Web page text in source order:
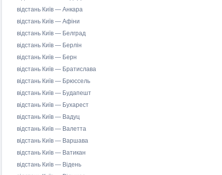
відстань Київ — Анкара
відстань Київ — Афіни
відстань Київ — Белград
відстань Київ — Берлін
відстань Київ — Берн
відстань Київ — Братислава
відстань Київ — Брюссель
відстань Київ — Будапешт
відстань Київ — Бухарест
відстань Київ — Вадуц
відстань Київ — Валетта
відстань Київ — Варшава
відстань Київ — Ватикан
відстань Київ — Відень